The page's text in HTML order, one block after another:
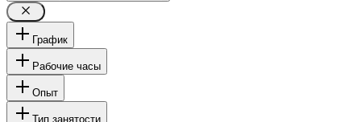
График
Рабочие часы
Опыт
Тип занятости